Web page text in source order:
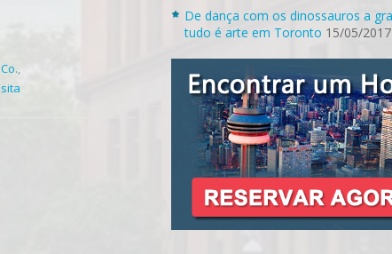
,
De dança com os dinossauros a
tudo é arte em Toronto 15/05/2017